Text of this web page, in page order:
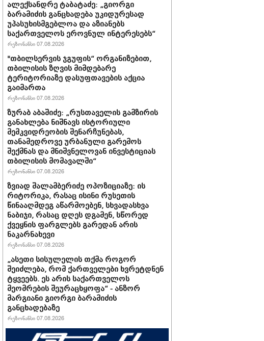
ალექსანდრე ტაბატაძე: „გიორგი
ბარამიძის განცხადება უკიდურესად
უპასუხისმგებლოა და აზიანებს
საქართველოს ეროვნულ ინტერესებს“
რეზონანსი 07.08.2026
"თბილსერვის ჯგუფის“ ორგანიზებით,
თბილისის ზღვის მიმდებარე
ტერიტორიაზე დასუფთავების აქცია
გაიმართა
რეზონანსი 07.08.2026
ზურაბ აბაშიძე: „რუსთაველის გამზირის
განახლება ნიშნავს ისტორიული
მემკვიდრეობის შენარჩუნებას,
თანამედროვე ურბანული გარემოს
შექმნას და მნიშვნელოვან ინვესტიციას
თბილისის მომავალში“
რეზონანსი 07.08.2026
ზვიად შალამბერიძე ოპოზიციაზე: ის
რიტორიკა, რასაც ისინი რუსეთის
წინააღმდეგ აწარმოებენ, სხვადასხვა
ნაბიჯი, რასაც დღეს დგამენ, სწორედ
ქვეყნის ფარგლებს გარედან არის
ნაკარნახევი
რეზონანსი 07.08.2026
„ასეთი სისულელის თქმა როგორ
შეიძლება, რომ ქართველები ხვრეტდნენ
ტყვეებს. ეს არის საქართველოს
მეომრების შეურაცხყოფა“ - ანზორ
მარგიანი გიორგი ბარამიძის
განცხადებაზე
რეზონანსი 07.08.2026